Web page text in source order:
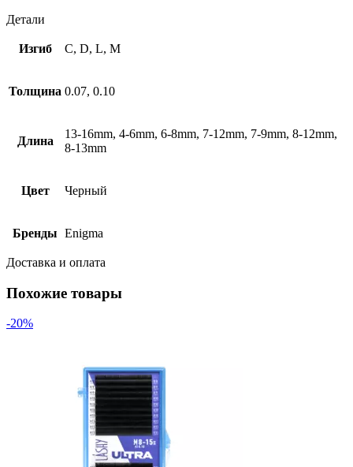
Детали
Изгиб C, D, L, M
Толщина 0.07, 0.10
Длина
13-16mm, 4-6mm, 6-8mm, 7-12mm, 7-9mm, 8-12mm,
8-13mm
Цвет Черный
Бренды Enigma
Доставка и оплата
Похожие товары
-20%